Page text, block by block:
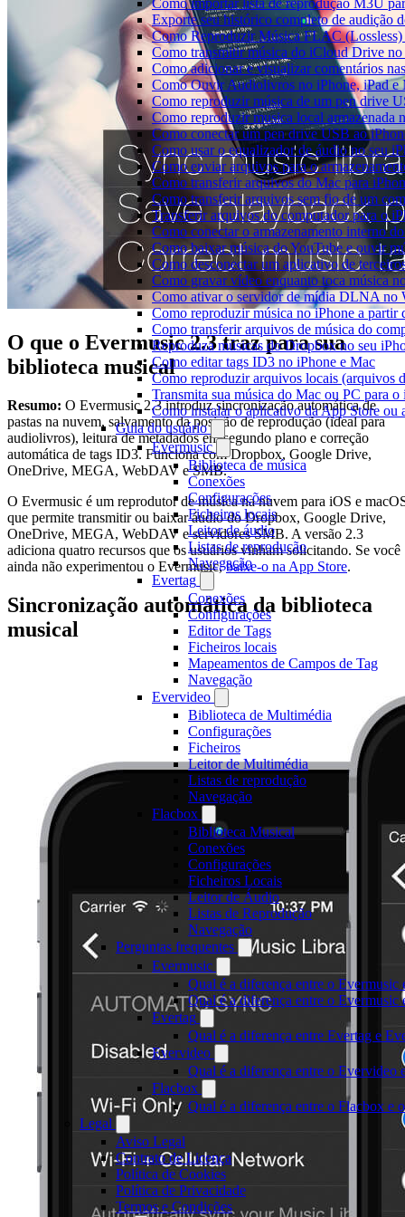
Como importar lista de reprodução M3U
Exporte seu histórico completo de audição
Como Reproduzir Música FLAC
Como transmitir música do iCloud Drive
Como adicionar e visualizar comentários
Como Ouvir Audiolivros no iPhone, iPad e
Como reproduzir música de um pen drive
Como reproduzir musica local armazenada
Como conectar um pen drive USB ao
Como usar o equalizador de áudio no seu
Como enviar arquivos para o
Como transferir arquivos do Mac para
Como transferir arquivos sem fio de um
Transferir arquivos do computador para o
Como conectar o armazenamento interno
Como baixar música do YouTube e ouvir
Como desconectar um aplicativo de
Como gravar vídeo enquanto toca música
Como ativar o servidor de mídia DLNA no
Como reproduzir música no iPhone a
Como transferir arquivos de música do
Reproduza músicas do Dropbox no seu
Como editar tags ID3 no iPhone e Mac
Como reproduzir arquivos locais (arquivos
Transmita sua música do Mac ou PC para
Como instalar o aplicativo da App Store
Guia do usuário
Evermusic
Biblioteca de música
Conexões
Configurações
Ficheiros locais
Leitor de áudio
Listas de reprodução
Navegação
Evertag
Conexões
Configurações
Editor de Tags
Ficheiros locais
Mapeamentos de Campos de Tag
Navegação
Evervideo
Biblioteca de Multimédia
Configurações
Ficheiros
Leitor de Multimédia
Listas de reprodução
Navegação
Flacbox
Biblioteca Musical
Conexões
Configurações
Ficheiros Locais
Leitor de Áudio
Listas de Reprodução
Navegação
Perguntas frequentes
Evermusic
Qual é a diferença entre o Evermusic
Qual é a diferença entre o
Evertag
Qual é a diferença entre Evertag e
Evervideo
Qual é a diferença entre o Evervideo
Flacbox
Qual é a diferença entre o Flacbox e
Legal
Aviso Legal
Contrato de Licença
Política de Cookies
Política de Privacidade
Termos e Condições
O que o Evermusic 2.3 traz para sua
biblioteca musical
Resumo: O Evermusic 2.3 introduz sincronização automática de
pastas na nuvem, salvamento da posição de reprodução (ideal para
audiolivros), leitura de metadados em segundo plano e correção
automática de tags ID3. Funciona com Dropbox, Google Drive,
OneDrive, MEGA, WebDAV e SMB.
O Evermusic é um reprodutor de música na nuvem para iOS e
que permite transmitir ou baixar áudio do Dropbox, Google Drive,
OneDrive, MEGA, WebDAV e servidores SMB. A versão 2.3
adiciona quatro recursos que os usuários vinham solicitando. Se você
ainda não experimentou o Evermusic,baixe-o na App Store.
Sincronização automática da biblioteca
musical